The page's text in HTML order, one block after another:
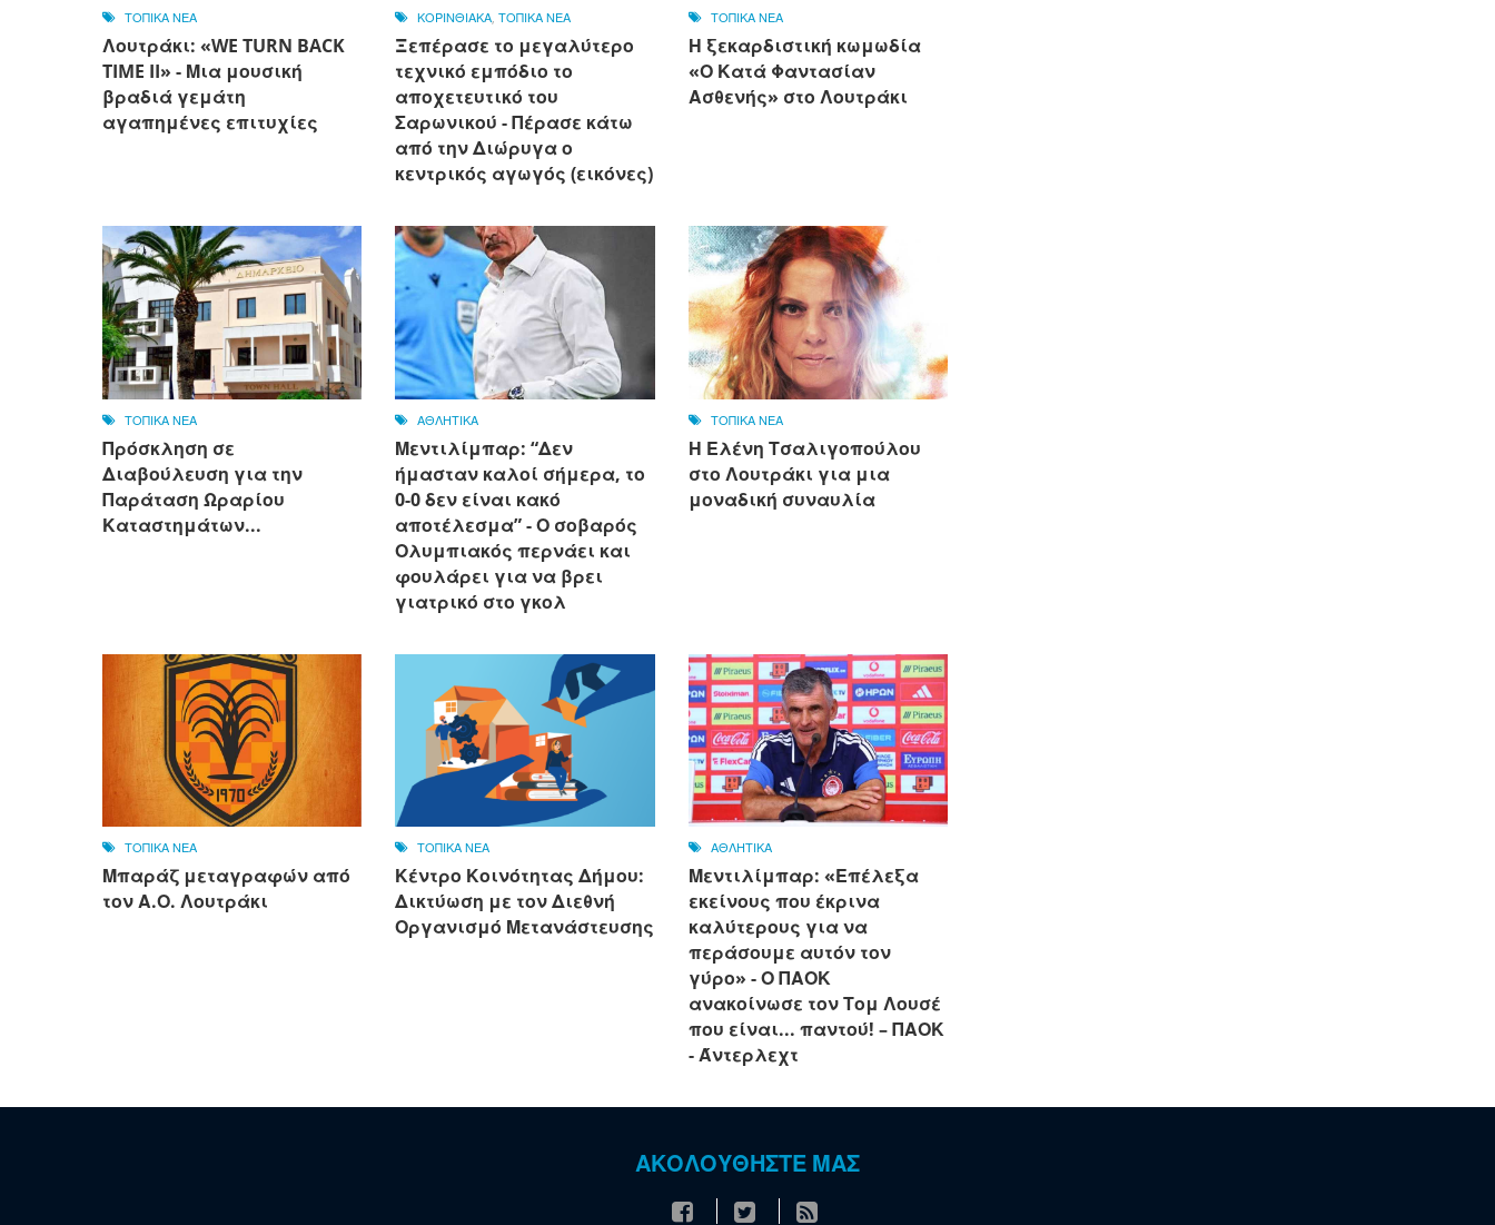
ΤΟΠΙΚΑ ΝΕΑ
Λουτράκι: «WE TURN BACK
TIME II» - Μια μουσική
βραδιά γεμάτη
αγαπημένες επιτυχίες
ΚΟΡΙΝΘΙΑΚΑ,ΤΟΠΙΚΑ ΝΕΑ
Ξεπέρασε το μεγαλύτερο
τεχνικό εμπόδιο το
αποχετευτικό του
Σαρωνικού - Πέρασε κάτω
από την Διώρυγα ο
κεντρικός αγωγός (εικόνες)
ΤΟΠΙΚΑ ΝΕΑ
Η ξεκαρδιστική κωμωδία
«Ο Κατά Φαντασίαν
Ασθενής» στο Λουτράκι
ΤΟΠΙΚΑ ΝΕΑ
Πρόσκληση σε
Διαβούλευση για την
Παράταση Ωραρίου
Καταστημάτων...
ΑΘΛΗΤΙΚΑ
Μεντιλίμπαρ: “Δεν
ήμασταν καλοί σήμερα, το
0-0 δεν είναι κακό
αποτέλεσμα” - Ο σοβαρός
Ολυμπιακός περνάει και
φουλάρει για να βρει
γιατρικό στο γκολ
ΤΟΠΙΚΑ ΝΕΑ
Η Ελένη Τσαλιγοπούλου
στο Λουτράκι για μια
μοναδική συναυλία
ΤΟΠΙΚΑ ΝΕΑ
Μπαράζ μεταγραφών από
τον Α.Ο. Λουτράκι
ΤΟΠΙΚΑ ΝΕΑ
Κέντρο Κοινότητας Δήμου:
Δικτύωση με τον Διεθνή
Οργανισμό Μετανάστευσης
ΑΘΛΗΤΙΚΑ
Μεντιλίμπαρ: «Επέλεξα
εκείνους που έκρινα
καλύτερους για να
περάσουμε αυτόν τον
γύρο» - Ο ΠΑΟΚ
ανακοίνωσε τον Τομ Λουσέ
που είναι... παντού! – ΠΑΟΚ
- Άντερλεχτ
ΑΚΟΛΟΥΘΗΣΤΕ ΜΑΣ